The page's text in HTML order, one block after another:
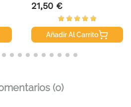
Precio
21,50 €
Añadir Al Carrito
(0)